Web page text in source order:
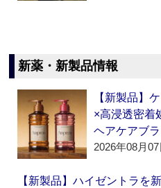
新薬・新製品情報
【新製品】
×高浸透密着
ヘアケアブ
2026年08月
【新製品】ハイゼントラを